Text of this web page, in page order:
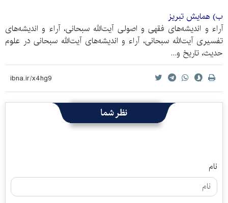
ب) همایش تبریز
آراء و اندیشه‌های فقهی و اصولی آیت‌الله سبحانی، آراء و اندیشه‌های
تفسیری آیت‌الله سبحانی، آراء و اندیشه‌های آیت‌الله سبحانی در علوم
حدیث، تاریخ و...
نظر شما
نام